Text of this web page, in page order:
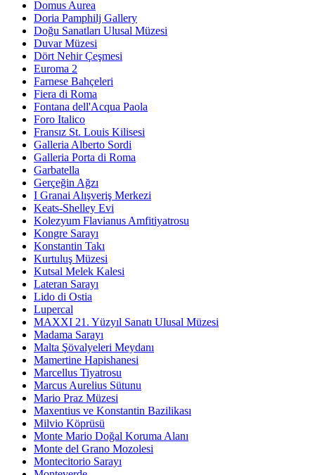
Domus Aurea
Doria Pamphilj Gallery
Doğu Sanatları Ulusal Müzesi
Duvar Müzesi
Dört Nehir Çeşmesi
Euroma 2
Farnese Bahçeleri
Fiera di Roma
Fontana dell'Acqua Paola
Foro Italico
Fransız St. Louis Kilisesi
Galleria Alberto Sordi
Galleria Porta di Roma
Garbatella
Gerçeğin Ağzı
I Granai Alışveriş Merkezi
Keats-Shelley Evi
Kolezyum Flavianus Amfitiyatrosu
Kongre Sarayı
Konstantin Takı
Kurtuluş Müzesi
Kutsal Melek Kalesi
Lateran Sarayı
Lido di Ostia
Lupercal
MAXXI 21. Yüzyıl Sanatı Ulusal Müzesi
Madama Sarayı
Malta Şövalyeleri Meydanı
Mamertine Hapishanesi
Marcellus Tiyatrosu
Marcus Aurelius Sütunu
Mario Praz Müzesi
Maxentius ve Konstantin Bazilikası
Milvio Köprüsü
Monte Mario Doğal Koruma Alanı
Monte del Grano Mozolesi
Montecitorio Sarayı